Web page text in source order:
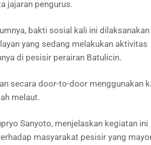
jajaran pengurus.
bakti sosial kali ini
yang sedang melakukan aktivitas
di pesisir perairan Batulicin.
secara door-to-door menggunakan
melaut.
Sanyoto, menjelaskan kegiatan ini
masyarakat pesisir yang